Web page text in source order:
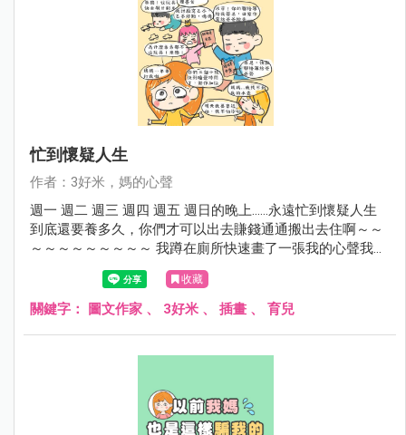
忙到懷疑人生
作者：3好米，媽的心聲
週一 週二 週三 週四 週五 週日的晚上……永遠忙到懷疑人生
到底還要養多久，你們才可以出去賺錢通通搬出去住啊～～
～～～～～～～～～ 我蹲在廁所快速畫了一張我的心聲我的
心情，不想出來面對夫小們...... 不要再敲我廁所門了好嗎？？
收藏
關鍵字： 圖文作家 、 3好米 、 插畫 、 育兒